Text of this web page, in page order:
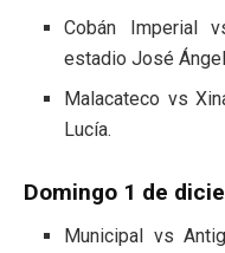
Cobán Imperial
estadio José
Malacateco vs
Lucía.
Domingo 1 de
Municipal vs